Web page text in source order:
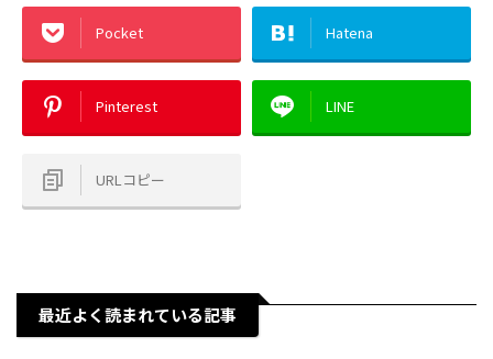
Pocket Hatena
Pinterest LINE
URLコピー
最近よく読まれている記事